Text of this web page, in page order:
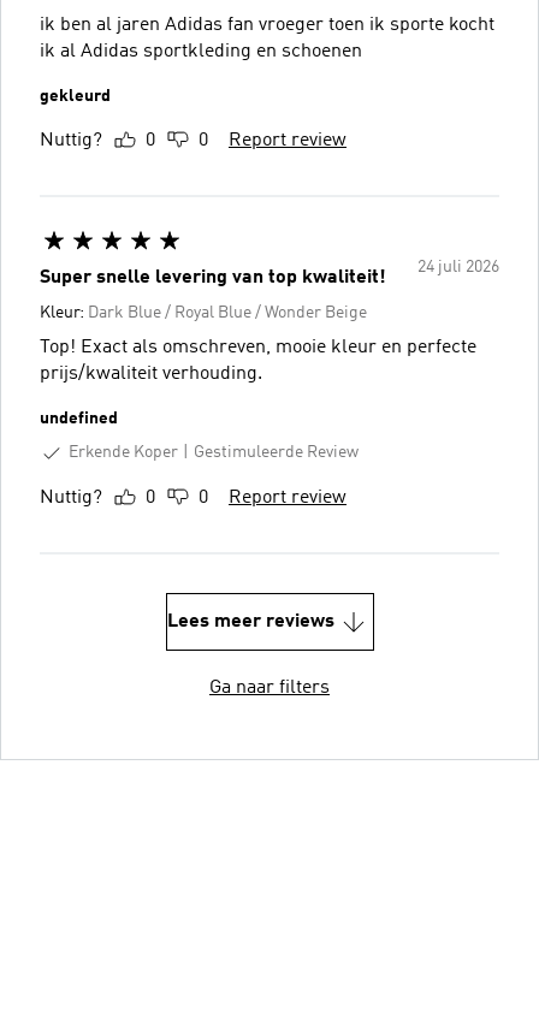
ik ben al jaren Adidas fan vroeger toen ik sporte kocht
ik al Adidas sportkleding en schoenen
gekleurd
Nuttig? 0 0 Report review
24 juli 2026
Super snelle levering van top kwaliteit!
Kleur: Dark Blue / Royal Blue / Wonder Beige
Top! Exact als omschreven, mooie kleur en perfecte
prijs/kwaliteit verhouding.
undefined
Erkende Koper
Gestimuleerde Review
Nuttig? 0 0 Report review
Lees meer reviews
Ga naar filters